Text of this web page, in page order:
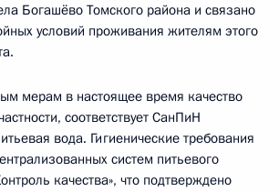
Богашёво Томского района и связано
условий проживания жителям этого
мерам в настоящее время качество
соответствует СанПиН
вода. Гигиенические требования
систем питьевого
качества», что подтверждено